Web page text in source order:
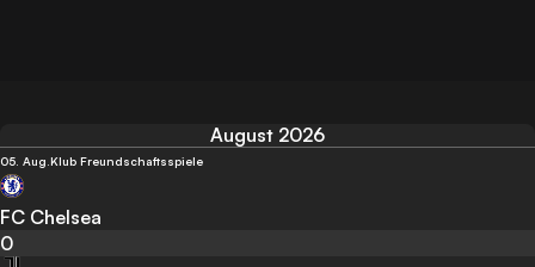
August 2026
05. Aug. Klub Freundschaftsspiele
FC Chelsea
0